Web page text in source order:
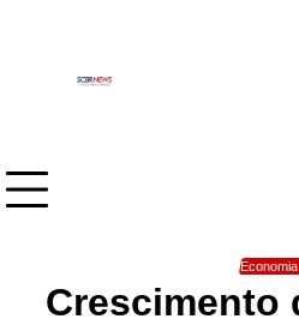
Economia
Crescimento